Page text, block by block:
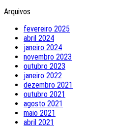
Arquivos
fevereiro 2025
abril 2024
janeiro 2024
novembro 2023
outubro 2023
janeiro 2022
dezembro 2021
outubro 2021
agosto 2021
maio 2021
abril 2021